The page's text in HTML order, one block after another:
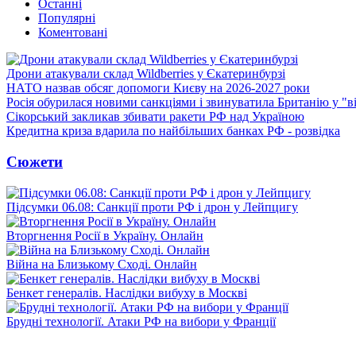
Останні
Популярні
Коментовані
Дрони атакували склад Wildberries у Єкатеринбурзі
НАТО назвав обсяг допомоги Києву на 2026-2027 роки
Росія обурилася новими санкціями і звинуватила Британію у
Сікорський закликав збивати ракети РФ над Україною
Кредитна криза вдарила по найбільших банках РФ - розвідка
Сюжети
Підсумки 06.08: Санкції проти РФ і дрон у Лейпцигу
Вторгнення Росії в Україну. Онлайн
Війна на Близькому Сході. Онлайн
Бенкет генералів. Наслідки вибуху в Москві
Брудні технології. Атаки РФ на вибори у Франції